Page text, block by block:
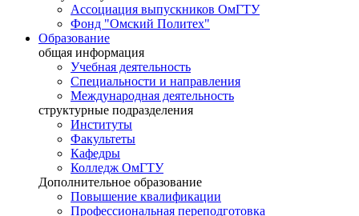
Ассоциация выпускников ОмГТУ
Фонд "Омский Политех"
Образование
общая информация
Учебная деятельность
Специальности и направления
Международная деятельность
структурные подразделения
Институты
Факультеты
Кафедры
Колледж ОмГТУ
Дополнительное образование
Повышение квалификации
Профессиональная переподготовка